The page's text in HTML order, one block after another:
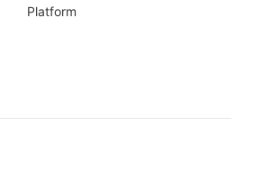
Platform